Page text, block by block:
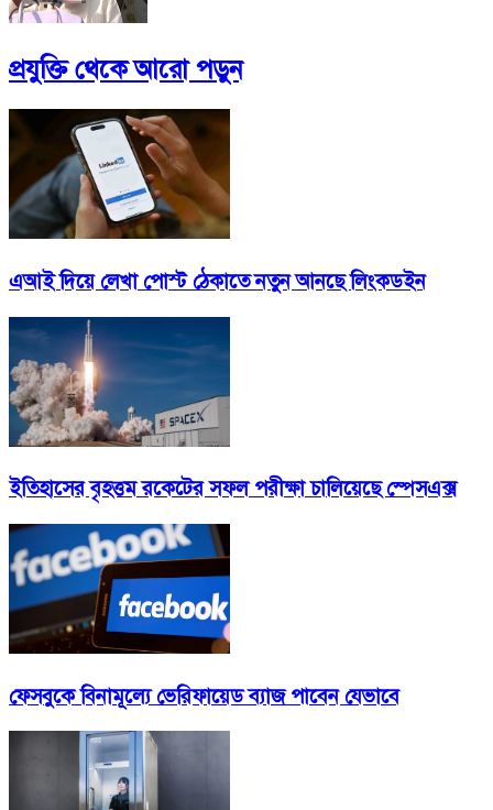
প্রযুক্তিথেকে আরো পড়ুন
এআই দিয়ে লেখা পোস্ট ঠেকাতে নতুন আনছে লিংকডইন
ইতিহাসের বৃহত্তম রকেটের সফল পরীক্ষা চালিয়েছে স্পেসএক্স
ফেসবুকে বিনামূল্যে ভেরিফায়েড ব্যাজ পাবেন যেভাবে